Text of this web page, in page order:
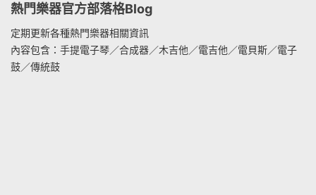
熱門樂器官方部落格Blog
定期更新各種熱門樂器相關資訊
內容包含：手提電子琴／合成器／木吉他／電吉他／電貝斯／電子
鼓／傳統鼓